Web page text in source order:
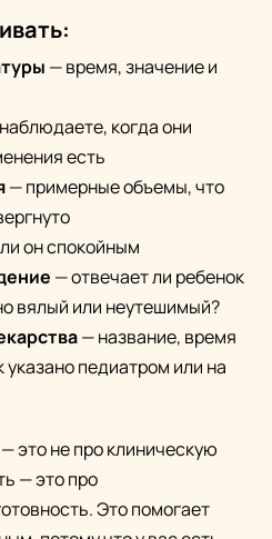
— время, значение и
когда они
есть
— примерные объемы, что
он спокойным
— отвечает ли ребенок
вялый или неутешимый?
— название, время
указано педиатром или на
это не про клиническую
— это про
Это помогает